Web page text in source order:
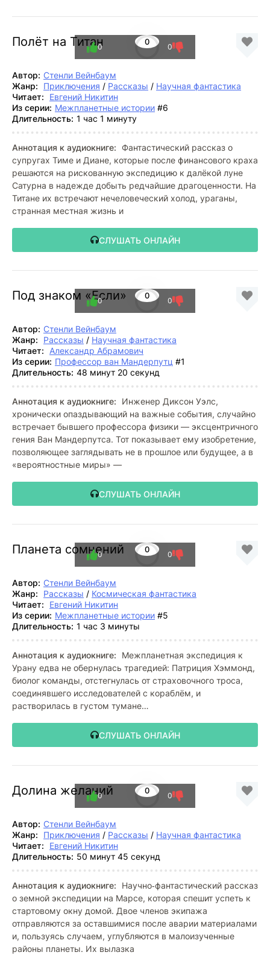
Полёт на Титан 0
0 0
Автор: Стенли Вейнбаум
Жанр:
Приключения / Рассказы / Научная фантастика
Читает:
Евгений Никитин
Из серии: Межпланетные истории #6
Длительность: 1 час 1 минуту
Аннотация к аудиокниге:
Фантастический рассказ о
супругах Тиме и Диане, которые после финансового краха
решаются на рискованную экспедицию к далёкой луне
Сатурна в надежде добыть редчайшие драгоценности. На
Титане их встречают нечеловеческий холод, ураганы,
странная местная жизнь и
СЛУШАТЬ ОНЛАЙН
Под знаком «Если» 0
0 0
Автор: Стенли Вейнбаум
Жанр:
Рассказы / Научная фантастика
Читает:
Александр Абрамович
Из серии: Профессор ван Мандерпутц #1
Длительность: 48 минут 20 секунд
Аннотация к аудиокниге:
Инженер Диксон Уэлс,
хронически опаздывающий на важные события, случайно
встречает бывшего профессора физики — эксцентричного
гения Ван Мандерпутса. Тот показывает ему изобретение,
позволяющее заглядывать не в прошлое или будущее, а в
«вероятностные миры» —
СЛУШАТЬ ОНЛАЙН
Планета сомнений 0
0 0
Автор: Стенли Вейнбаум
Жанр:
Рассказы / Космическая фантастика
Читает:
Евгений Никитин
Из серии: Межпланетные истории #5
Длительность: 1 час 3 минуты
Аннотация к аудиокниге:
Межпланетная экспедиция к
Урану едва не обернулась трагедией: Патриция Хэммонд,
биолог команды, отстегнулась от страховочного троса,
соединявшего исследователей с кораблём, и
растворилась в густом тумане…
СЛУШАТЬ ОНЛАЙН
Долина желаний 0
0 0
Автор: Стенли Вейнбаум
Жанр:
Приключения / Рассказы / Научная фантастика
Читает:
Евгений Никитин
Длительность: 50 минут 45 секунд
Аннотация к аудиокниге:
Научно‑фантастический рассказ
о земной экспедиции на Марсе, которая спешит успеть к
стартовому окну домой. Двое членов экипажа
отправляются за оставшимися после аварии материалами
и, пользуясь случаем, углубляются в малоизученные
районы планеты. Их вылазка